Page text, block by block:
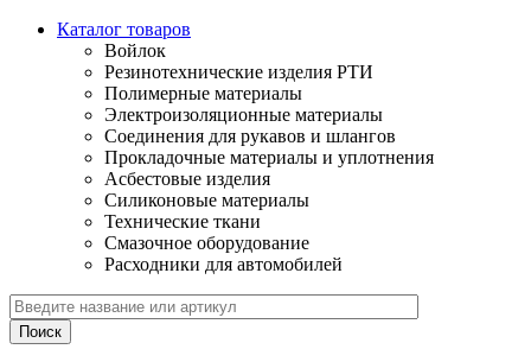
Каталог товаров
Войлок
Резинотехнические изделия РТИ
Полимерные материалы
Электроизоляционные материалы
Соединения для рукавов и шлангов
Прокладочные материалы и уплотнения
Асбестовые изделия
Силиконовые материалы
Технические ткани
Смазочное оборудование
Расходники для автомобилей